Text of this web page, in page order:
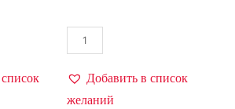
Добавить в список
желаний